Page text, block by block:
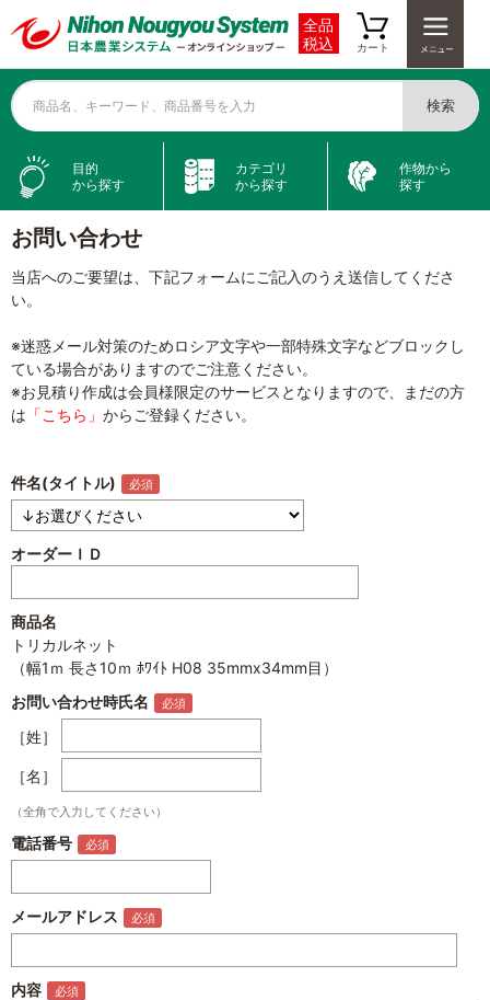
全品
税込
カート
商品名、キーワード、商品番号を入力 検索
目的
から探す
カテゴリ
から探す
作物から
探す
お問い合わせ
当店へのご要望は、下記フォームにご記入のうえ送信してくださ
い。
※迷惑メール対策のためロシア文字や一部特殊文字などブロックし
ている場合がありますのでご注意ください。
※お見積り作成は会員様限定のサービスとなりますので、まだの方
は 「こちら」 からご登録ください。
件名(タイトル)
オーダーＩＤ
商品名
トリカルネット
（幅1ｍ 長さ10ｍ ﾎﾜｲﾄ H08 35mmx34mm目）
お問い合わせ時氏名
［姓］
［名］
（全角で入力してください）
電話番号
メールアドレス
内容